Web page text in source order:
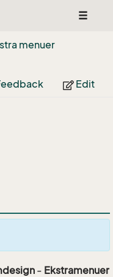
Toggle
menuer
Edit
- Ekstramenuer